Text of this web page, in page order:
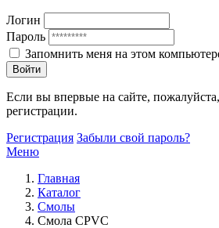
Логин
Пароль
Запомнить меня на этом
Войти
Если вы впервые на сайте,
регистрации.
Регистрация Забыли свой пароль?
Меню
Главная
Каталог
Смолы
Смола CPVC